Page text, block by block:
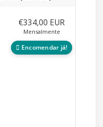
€334,00 EUR
Mensalmente
Encomendar já!